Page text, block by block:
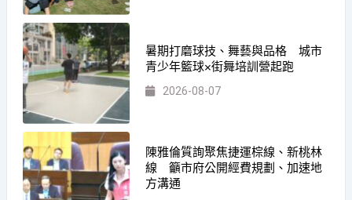
暑期打磨球技、舞藝與品格 城市
青少年籃球×街舞培訓營起跑
2026-08-07
陳雅倫質詢聚焦捷運棕線、新桃林
線 籲市府公開經費規劃、加速地
方溝通